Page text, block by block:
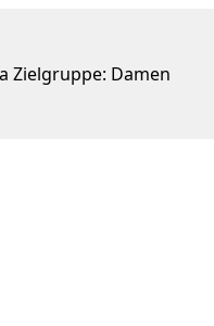
Zielgruppe: Damen